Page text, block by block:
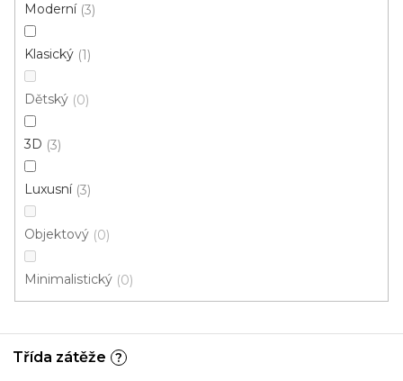
Moderní 3
Klasický 1
Dětský 0
3D 3
Luxusní 3
Objektový 0
Minimalistický 0
Třída zátěže ?
Koberec metráž SPINTA 33